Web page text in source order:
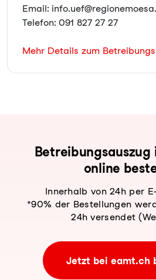
Email:
Telefon: 091 827 27 27
Mehr Details zum
Be­trei­bungs­aus­zug
online
Innerhalb von 24h per
*90% der Bestellungen
24h versendet
Jetzt bei eamt.ch